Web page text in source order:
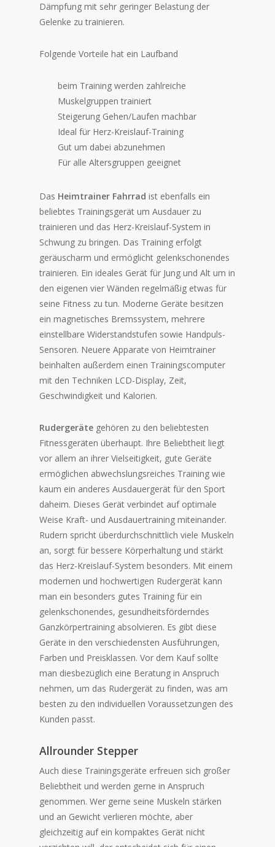
Dämpfung mit sehr geringer Belastung der
Gelenke zu trainieren.
Folgende Vorteile hat ein Laufband
beim Training werden zahlreiche
Muskelgruppen trainiert
Steigerung Gehen/Laufen machbar
Ideal für Herz-Kreislauf-Training
Gut um dabei abzunehmen
Für alle Altersgruppen geeignet
Das Heimtrainer Fahrrad ist ebenfalls ein
beliebtes Trainingsgerät um Ausdauer zu
trainieren und das Herz-Kreislauf-System in
Schwung zu bringen. Das Training erfolgt
geräuscharm und ermöglicht gelenkschonendes
trainieren. Ein ideales Gerät für Jung und Alt um in
den eigenen vier Wänden regelmäßig etwas für
seine Fitness zu tun. Moderne Geräte besitzen
ein magnetisches Bremssystem, mehrere
einstellbare Widerstandstufen sowie Handpuls-
Sensoren. Neuere Apparate von Heimtrainer
beinhalten außerdem einen Trainingscomputer
mit den Techniken LCD-Display, Zeit,
Geschwindigkeit und Kalorien.
Rudergeräte gehören zu den beliebtesten
Fitnessgeräten überhaupt. Ihre Beliebtheit liegt
vor allem an ihrer Vielseitigkeit, gute Geräte
ermöglichen abwechslungsreiches Training wie
kaum ein anderes Ausdauergerät für den Sport
daheim. Dieses Gerät verbindet auf optimale
Weise Kraft- und Ausdauertraining miteinander.
Rudern spricht überdurchschnittlich viele Muskeln
an, sorgt für bessere Körperhaltung und stärkt
das Herz-Kreislauf-System besonders. Mit einem
modernen und hochwertigen Rudergerät kann
man ein besonders gutes Training für ein
gelenkschonendes, gesundheitsförderndes
Ganzkörpertraining absolvieren. Es gibt diese
Geräte in den verschiedensten Ausführungen,
Farben und Preisklassen. Vor dem Kauf sollte
man diesbezüglich eine Beratung in Anspruch
nehmen, um das Rudergerät zu finden, was am
besten zu den individuellen Voraussetzungen des
Kunden passt.
Allrounder Stepper
Auch diese Trainingsgeräte erfreuen sich großer
Beliebtheit und werden gerne in Anspruch
genommen. Wer gerne seine Muskeln stärken
und an Gewicht verlieren möchte, aber
gleichzeitig auf ein kompaktes Gerät nicht